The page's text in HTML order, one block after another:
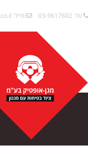
טל: 03-9617602 מייל: